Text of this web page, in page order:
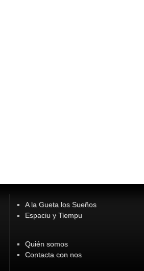
A la Gueta los Sueños
Espaciu y Tiempu
Quién somos
Contacta con nos